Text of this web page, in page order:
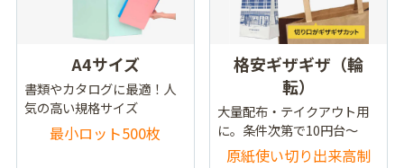
A4サイズ
書類やカタログに最適！人
気の高い規格サイズ
最小ロット500枚
格安ギザギザ（輪
転）
大量配布・テイクアウト用
に。条件次第で10円台～
原紙使い切り出来高制